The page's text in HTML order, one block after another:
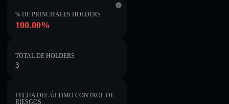
% DE PRINCIPALES HOLDERS
100.00%
TOTAL DE HOLDERS
3
FECHA DEL ÚLTIMO CONTROL DE
RIESGOS